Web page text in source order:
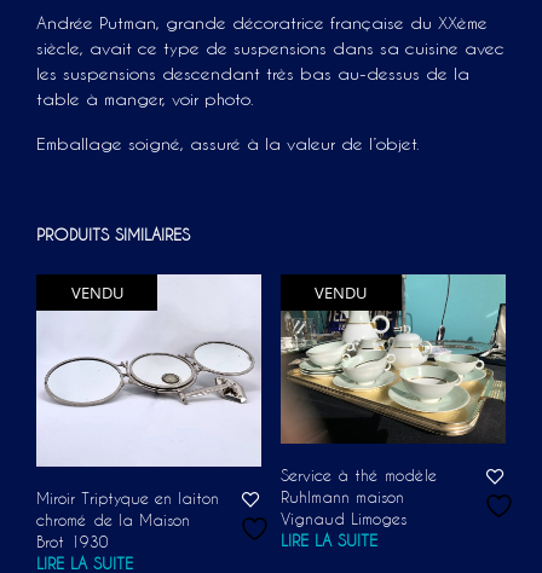
Andrée Putman, grande décoratrice française du XXème
siècle, avait ce type de suspensions dans sa cuisine avec
les suspensions descendant très bas au-dessus de la
table à manger, voir photo.
Emballage soigné, assuré à la valeur de l’objet.
PRODUITS SIMILAIRES
VENDU
Miroir Triptyque en laiton
chromé de la Maison
Brot 1930
LIRE LA SUITE
VENDU
Service à thé modèle
Ruhlmann maison
Vignaud Limoges
LIRE LA SUITE